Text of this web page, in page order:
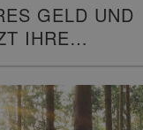
GELD UND
IHRE